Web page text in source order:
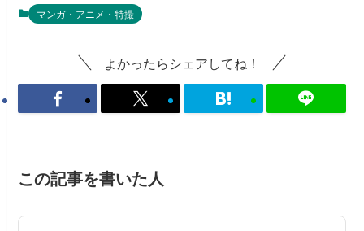
マンガ・アニメ・特撮
よかったらシェアしてね！
この記事を書いた人